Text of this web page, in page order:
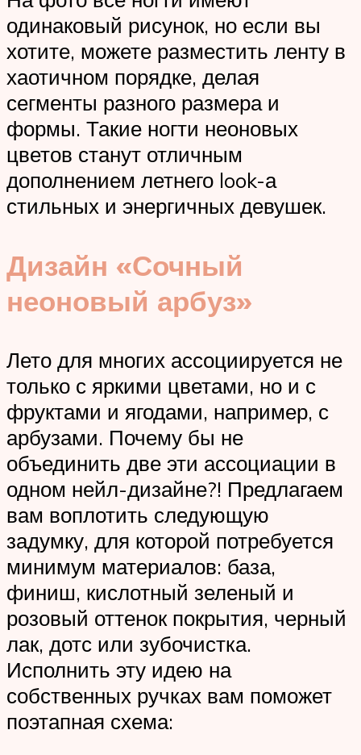
одинаковый рисунок, но если вы
хотите, можете разместить ленту в
хаотичном порядке, делая
сегменты разного размера и
формы. Такие ногти неоновых
цветов станут отличным
дополнением летнего look-а
стильных и энергичных девушек.
Дизайн «Сочный
неоновый арбуз»
Лето для многих ассоциируется не
только с яркими цветами, но и с
фруктами и ягодами, например, с
арбузами. Почему бы не
объединить две эти ассоциации в
одном нейл-дизайне?! Предлагаем
вам воплотить следующую
задумку, для которой потребуется
минимум материалов: база,
финиш, кислотный зеленый и
розовый оттенок покрытия, черный
лак, дотс или зубочистка.
Исполнить эту идею на
собственных ручках вам поможет
поэтапная схема: